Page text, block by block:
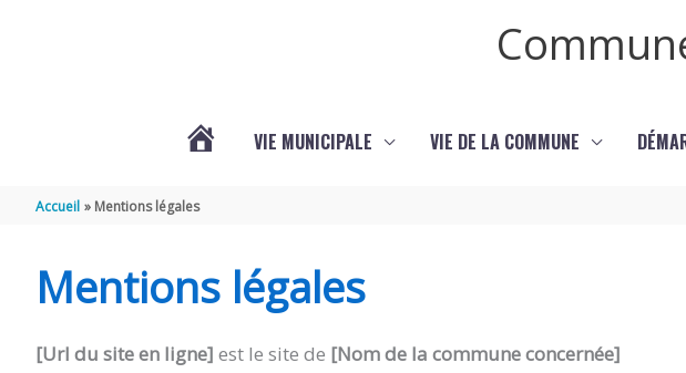
VIE MUNICIPALE VIE DE LA COMMUNE
Accueil Mentions légales
Mentions légales
[Url du site en ligne] est le site de [Nom de la communeconcernée]